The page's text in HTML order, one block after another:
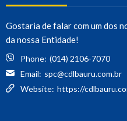
Gostaria de falar com um dos
da nossa Entidade!
Phone: (014) 2106-7070
Email: spc@cdlbauru.com.br
Website: https://